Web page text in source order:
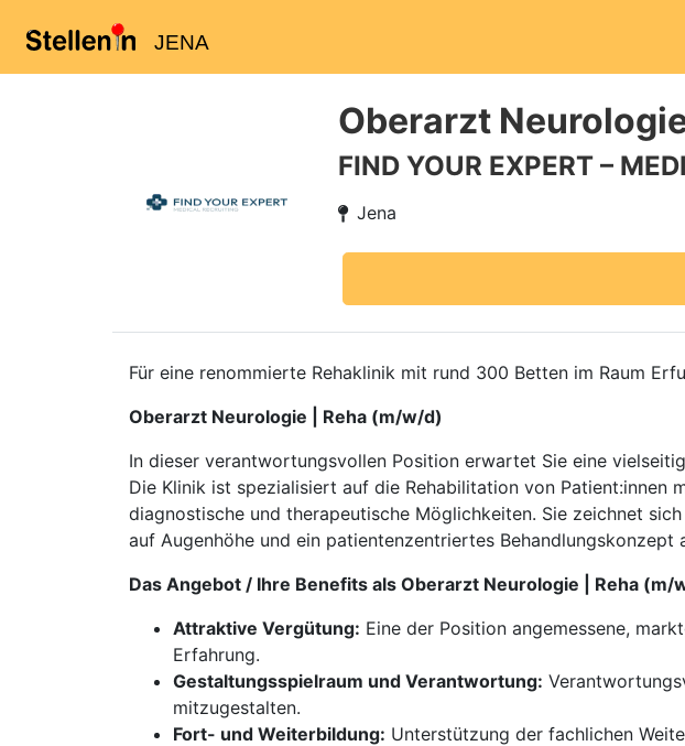
JENA
Oberarzt
FIND YOUR EXPERT –
Jena
Für eine renommierte Rehaklinik mit rund 300 Betten im Raum
Oberarzt Neurologie | Reha (m/w/d)
In dieser verantwortungsvollen Position erwartet Sie eine
Die Klinik ist spezialisiert auf die Rehabilitation von
diagnostische und therapeutische Möglichkeiten. Sie zeichnet
auf Augenhöhe und ein patientenzentriertes Behandlungskonzept
Das Angebot / Ihre Benefits als Oberarzt Neurologie | Reha (m/
Attraktive Vergütung: Eine der Position angemessene,
Erfahrung.
Gestaltungsspielraum und Verantwortung:
mitzugestalten.
Fort- und Weiterbildung: Unterstützung der fachlichen